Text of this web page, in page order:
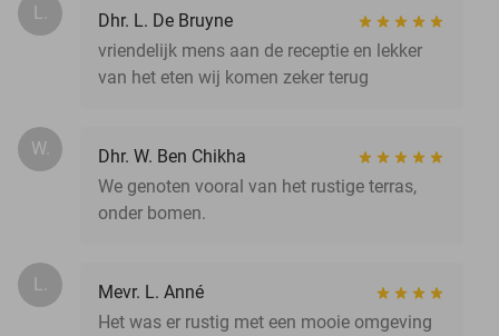
L.
Dhr. L. De Bruyne
vriendelijk mens aan de receptie en lekker
van het eten wij komen zeker terug
W.
Dhr. W. Ben Chikha
We genoten vooral van het rustige terras,
onder bomen.
L.
Mevr. L. Anné
Het was er rustig met een mooie omgeving